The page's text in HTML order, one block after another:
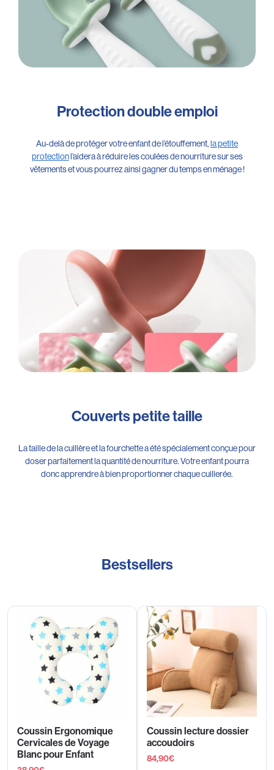
Protection double emploi
Au-delà de protéger votre enfant de l’étouffement,la petite
protectionl’aidera à réduire les coulées de nourriture sur ses
vêtements et vous pourrez ainsi gagner du temps en ménage !
Couverts petite taille
La taille de la cuillère et la fourchette a été spécialement conçue pour
doser parfaitement la quantité de nourriture. Votre enfant pourra
donc apprendre à bien proportionner chaque cuillerée.
Bestsellers
Coussin Ergonomique
Cervicales de Voyage
Blanc pour Enfant
Coussin lecture dossier
accoudoirs
84,90€